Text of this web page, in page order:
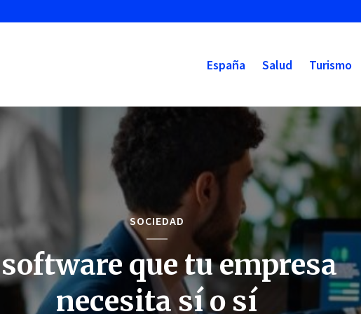
España Salud Turismo
SOCIEDAD
que tu empresa
necesita sí o sí